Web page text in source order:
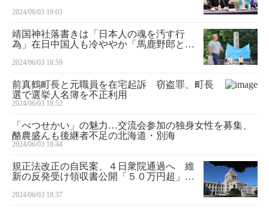
2024/06/03 19:03
靖国神社落書きは「日本人の魂を汚す行
為」在日中国人も冷ややか「馬鹿野郎とい
2024/06/03 18:59
前真鶴町長と元職員を在宅起訴 窃盗罪、町長
選で選挙人名簿を不正利用
2024/06/03 18:52
「べつせかい」の魅力…交流会参加の独身女性を募集、
酪農盛んも後継者不足の北海道・別海
2024/06/03 18:44
規正法改正の自民案、４日衆院通過へ 維
新の反発受け領収書公開「５０万円超」削
2024/06/03 18:37